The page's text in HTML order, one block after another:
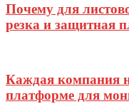
Почему для
резка и защитная
Каждая компания
платформе для